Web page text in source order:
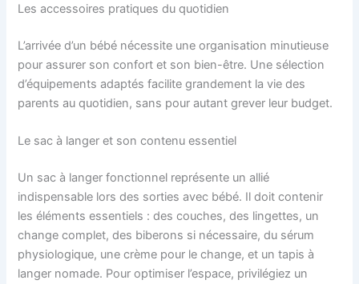
Les accessoires pratiques du quotidien
L’arrivée d’un bébé nécessite une organisation minutieuse
pour assurer son confort et son bien-être. Une sélection
d’équipements adaptés facilite grandement la vie des
parents au quotidien, sans pour autant grever leur budget.
Le sac à langer et son contenu essentiel
Un sac à langer fonctionnel représente un allié
indispensable lors des sorties avec bébé. Il doit contenir
les éléments essentiels : des couches, des lingettes, un
change complet, des biberons si nécessaire, du sérum
physiologique, une crème pour le change, et un tapis à
langer nomade. Pour optimiser l’espace, privilégiez un